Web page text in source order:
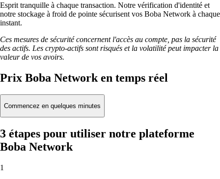
Esprit tranquille à chaque transaction. Notre vérification d'identité et
notre stockage à froid de pointe sécurisent vos Boba Network à chaque
instant.
Ces mesures de sécurité concernent l'accès au compte, pas la sécurité
des actifs. Les crypto-actifs sont risqués et la volatilité peut impacter la
valeur de vos avoirs.
Prix Boba Network en temps réel
Commencez en quelques minutes
3 étapes pour utiliser notre plateforme
Boba Network
1